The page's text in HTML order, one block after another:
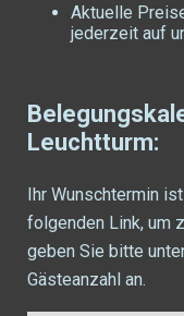
Aktuelle
jederzeit auf
Leuchtturm:
Ihr Wunschtermin
folgenden Link, um
geben Sie bitte
Gästeanzahl an.